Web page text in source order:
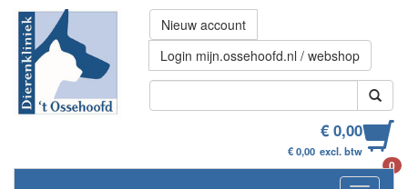
Nieuw account
Login mijn.ossehoofd.nl / webshop
€ 0,00
€ 0,00 excl. btw
0